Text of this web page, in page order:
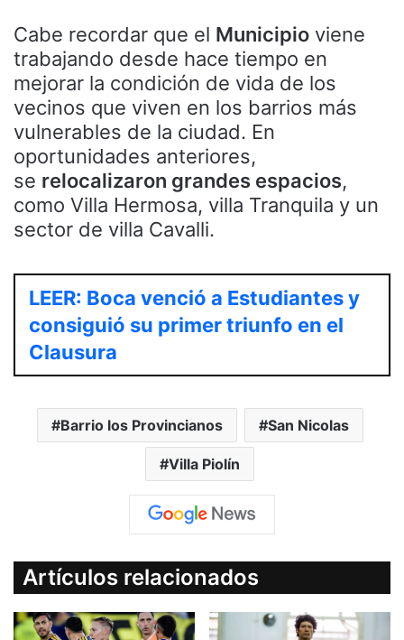
Cabe recordar que el Municipio viene
trabajando desde hace tiempo en
mejorar la condición de vida de los
vecinos que viven en los barrios más
vulnerables de la ciudad. En
oportunidades anteriores,
se relocalizaron grandes espacios,
como Villa Hermosa, villa Tranquila y un
sector de villa Cavalli.
LEER: Boca venció a Estudiantes y
consiguió su primer triunfo en el
Clausura
Barrio los Provincianos San Nicolas
Villa Piolín
Artículos relacionados